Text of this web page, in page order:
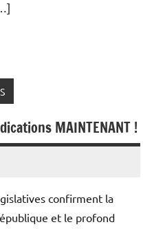
MAINTENANT !
confirment la
et le profond